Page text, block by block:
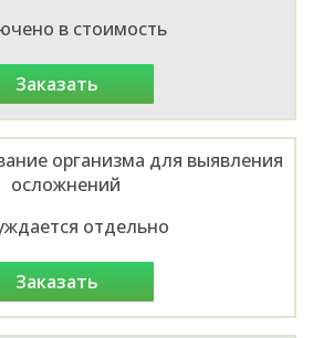
в стоимость
заказать
организма для выявления
осложнений
отдельно
заказать